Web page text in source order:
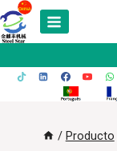
Skip
to
/ Producto